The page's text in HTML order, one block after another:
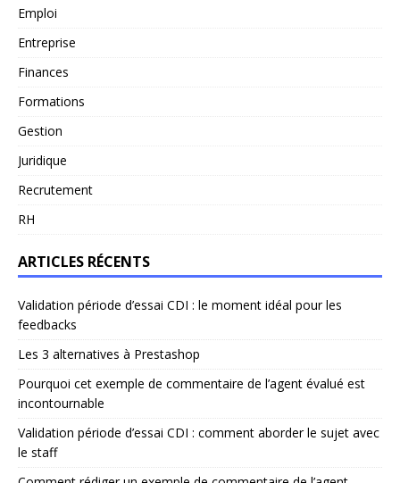
Emploi
Entreprise
Finances
Formations
Gestion
Juridique
Recrutement
RH
ARTICLES RÉCENTS
Validation période d’essai CDI : le moment idéal pour les
feedbacks
Les 3 alternatives à Prestashop
Pourquoi cet exemple de commentaire de l’agent évalué est
incontournable
Validation période d’essai CDI : comment aborder le sujet avec
le staff